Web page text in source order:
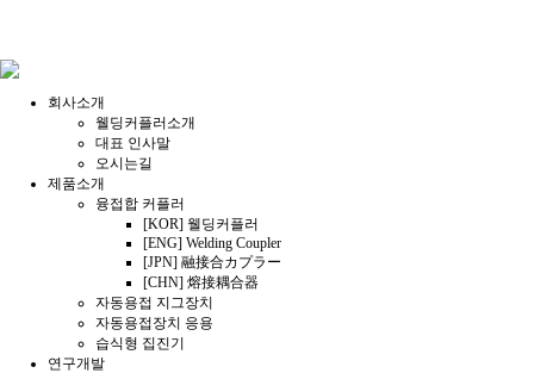
회사소개
웰딩커플러소개
대표 인사말
오시는길
제품소개
융접합 커플러
[KOR] 웰딩커플러
[ENG] Welding Coupler
[JPN] 融接合カプラー
[CHN] 熔接耦合器
자동용접 지그장치
자동용접장치 응용
습식형 집진기
연구개발